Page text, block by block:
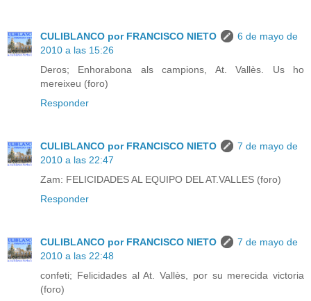
CULIBLANCO por FRANCISCO NIETO
6 de mayo de
2010 a las 15:26
Deros; Enhorabona als campions, At. Vallès. Us ho
mereixeu (foro)
Responder
CULIBLANCO por FRANCISCO NIETO
7 de mayo de
2010 a las 22:47
Zam: FELICIDADES AL EQUIPO DEL AT.VALLES (foro)
Responder
CULIBLANCO por FRANCISCO NIETO
7 de mayo de
2010 a las 22:48
confeti; Felicidades al At. Vallès, por su merecida victoria
(foro)